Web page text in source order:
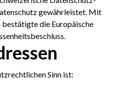
gewähr­leistet. Mit
bestätigte die Euro­päische
Sinn ist: